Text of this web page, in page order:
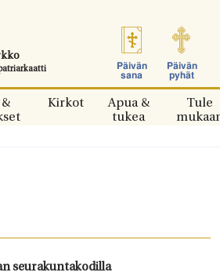
Päivän
sana
Päivän
pyhät
Kirkot
Apua &
tukea
Tule
seurakuntakodilla